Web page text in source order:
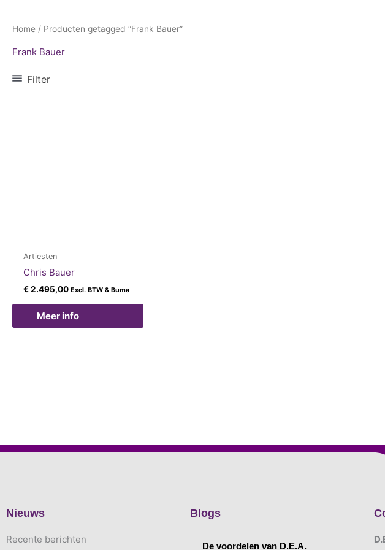
Home / Producten getagged “Frank Bauer”
Frank Bauer
Filter
Artiesten
Chris Bauer
€2.495,00 Excl. BTW & Buma
Meer info
Nieuws
Recente berichten
Blogs
De voordelen van D.E.A.